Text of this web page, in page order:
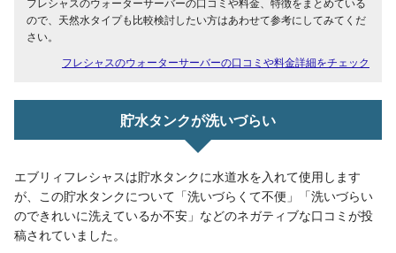
ので、天然水タイプも比較検討したい方はあわせて参考にしてみてくだ
さい。
フレシャスのウォーターサーバーの口コミや料金詳細をチェック
貯水タンクが洗いづらい
エブリィフレシャスは貯水タンクに水道水を入れて使用します
が、この貯水タンクについて「洗いづらくて不便」「洗いづらい
のできれいに洗えているか不安」などのネガティブな口コミが投
稿されていました。